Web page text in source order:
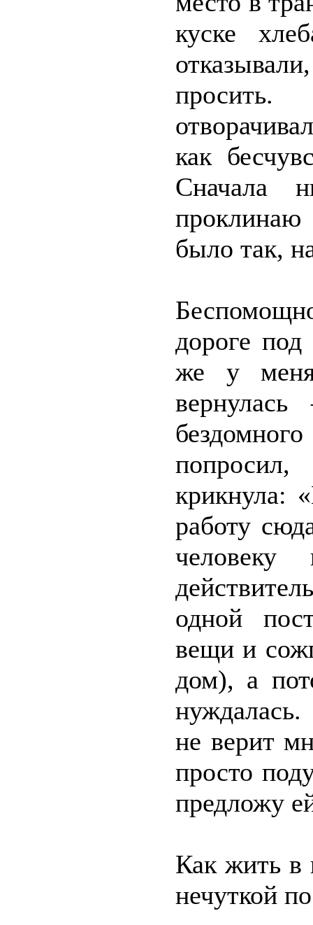
куске
как
Сначала
проклинаю
было так,
дороге
же у
крикнула:
работу
одной
вещи и
дом), а
не верит
просто
предложу
Как жить в
нечуткой